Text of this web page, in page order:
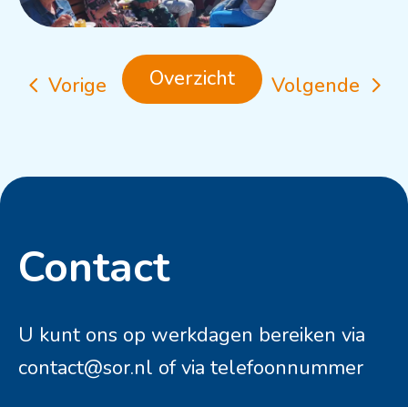
Volgende
Overzicht
Vorige
Contactinformatie
Contact
U kunt ons op werkdagen bereiken via
contact@sor.nl of via telefoonnummer